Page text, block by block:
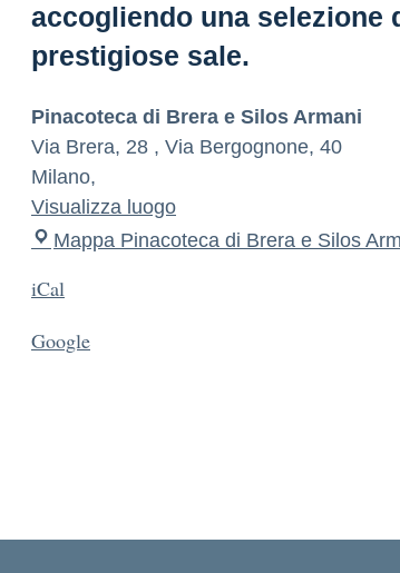
accogliendo una selezione
prestigiose sale.
Pinacoteca di Brera e Silos Armani
Via Brera, 28
Via Bergognone, 40
Milano,
Visualizza luogo
Mappa Pinacoteca di Brera e Silos
iCal
Google